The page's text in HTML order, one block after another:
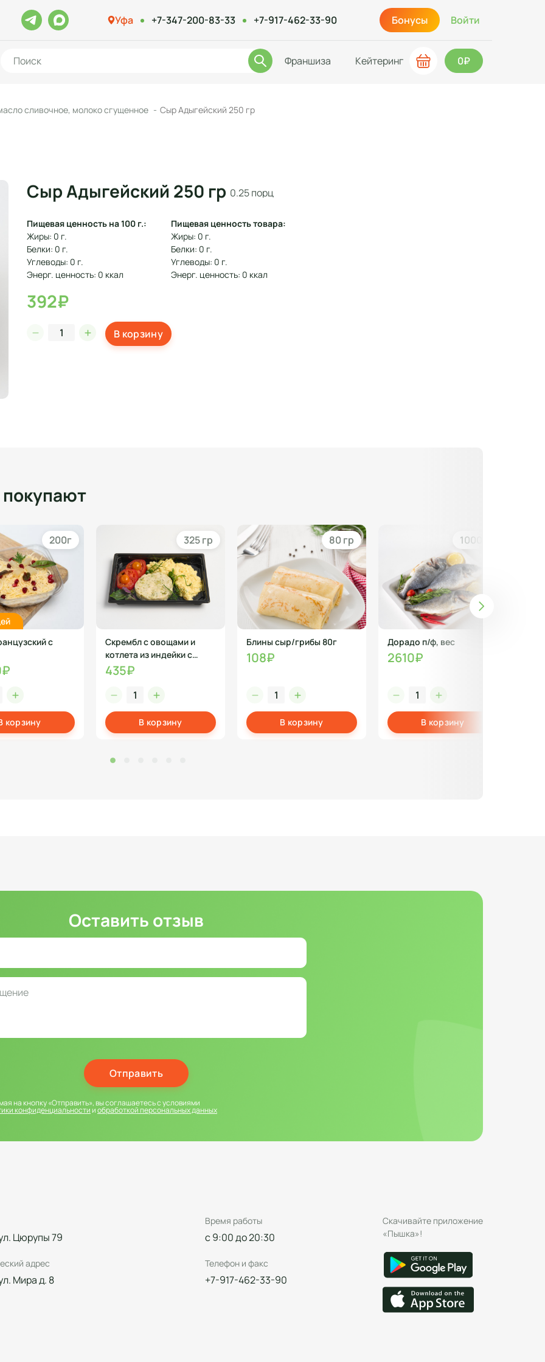
Уфа +7-347-200-83-33 +7-917-462-33-90 Бонусы Войти
Франшиза Кейтеринг 0₽
сливочное, молоко сгущенное Сыр Адыгейский 250 гр
Сыр Адыгейский 250 гр 0.25 порц
Пищевая ценность на 100 г.:
Жиры: 0 г.
Белки: 0 г.
Углеводы: 0 г.
Энерг. ценность: 0 ккал
Пищевая ценность товара:
Жиры: 0 г.
Белки: 0 г.
Углеводы: 0 г.
Энерг. ценность: 0 ккал
392₽
В корзину
200г
с
корзину
325 гр
Скрембл с овощами и
котлета из индейки с
брокколи
435₽
В корзину
80 гр
Блины сыр/грибы 80г
108₽
В корзину
1000 гр
Дорадо п/ф, вес
2610₽
В корзину
Оставить отзыв
Отправить
на кнопку «Отправить», вы соглашаетесь с условиями
конфиденциальностииобработкой персональных данных
Цюрупы 79
адрес
Мира д. 8
Время работы
с 9:00 до 20:30
Телефон и факс
+7-917-462-33-90
Скачивайте приложение
«Пышка»!